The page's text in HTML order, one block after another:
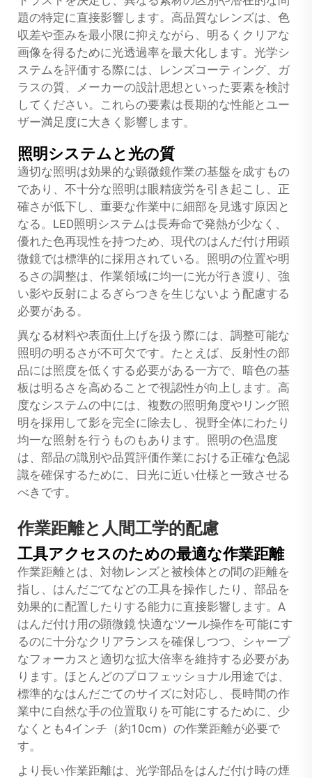
題の特定に直接影響します。高品質なレンズは、色
収差や歪みを最小限に抑えながら、明るくクリアな
画像を得るために光透過率を最大化します。光学シ
ステムを評価する際には、レンズコーティング、ガ
ラスの質、メーカーの設計思想といった要素を検討
してください。これらの要素は長期的な性能とユー
ザー満足度に大きく影響します。
照明システムと光の質
適切な照明は効果的な顕微鏡作業の基盤を成すもの
であり、不十分な照明は眼精疲労を引き起こし、正
確さが低下し、重要な作業中に細部を見逃す原因と
なる。LED照明システムは長寿命で発熱が少なく、
優れた色再現性を持つため、現代のはんだ付け用顕
微鏡では標準的に採用されている。照明の位置や明
るさの調整は、作業領域に均一に光が行き渡り、強
い影や反射によるぎらつきを生じないよう配慮する
必要がある。
異なる材料や表面仕上げを扱う際には、調整可能な
照明の明るさが不可欠です。たとえば、反射性の部
品には照度を低くする必要がある一方で、暗色の基
板は明るさを高めることで視認性が向上します。高
度なシステムの中には、複数の照明角度やリング照
明を採用して影を完全に除去し、視野全体にわたり
均一な照射を行うものもあります。照明の色温度
は、部品の識別や品質評価作業における正確な色認
識を確保するために、日光に近い仕様と一致させる
べきです。
作業距離と人間工学的配慮
工具アクセスのための最適な作業距離
作業距離とは、対物レンズと被検体との間の距離を
指し、はんだごてなどの工具を操作したり、部品を
効果的に配置したりする能力に直接影響します。A
はんだ付け用の顕微鏡快適なツール操作を可能にす
るのに十分なクリアランスを確保しつつ、シャープ
なフォーカスと適切な拡大倍率を維持する必要があ
ります。ほとんどのプロフェッショナル用途では、
標準的なはんだごてのサイズに対応し、長時間の作
業中に自然な手の位置取りを可能にするために、少
なくとも4インチ（約10cm）の作業距離が必要で
す。
より長い作業距離は、光学部品をはんだ付け時の煙